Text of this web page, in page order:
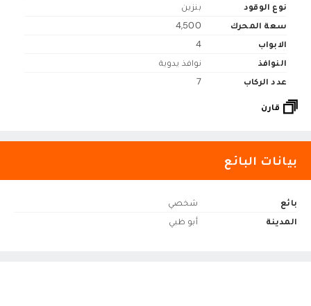
نوع الوقود
بنزين
سعة المحرك
4,500
الابواب
4
النوافذ
نوافذ يدوية
عدد الركاب
7
قارن
بيانات البائع
بائع
شخصي
المدينة
أبو ظبي